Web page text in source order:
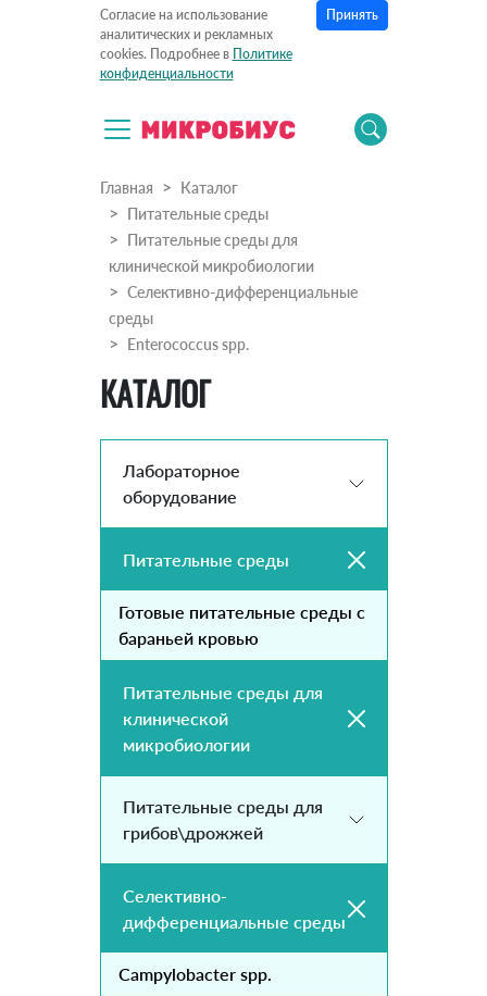
Согласие на использование
аналитических и рекламных
cookies. Подробнее в Политике
конфиденциальности
Принять
Главная
Каталог
Питательные среды
Питательные среды для
клинической микробиологии
Селективно-дифференциальные
среды
Enterococcus spp.
КАТАЛОГ
Лабораторное
оборудование
Питательные среды
Готовые питательные среды с
бараньей кровью
Питательные среды для
клинической
микробиологии
Питательные среды для
грибов\дрожжей
Селективно-
дифференциальные среды
Campylobacter spp.